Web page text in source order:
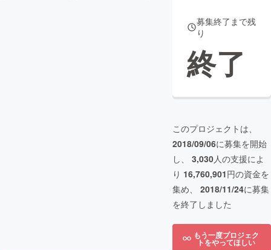
募集終了まで残
り
終了
このプロジェクトは、
2018/09/06に募集を開始
し、 3,030人の支援によ
り 16,760,901円の資金を
集め、 2018/11/24に募集
を終了しました
もう一度プロジェク
トをやってほしい